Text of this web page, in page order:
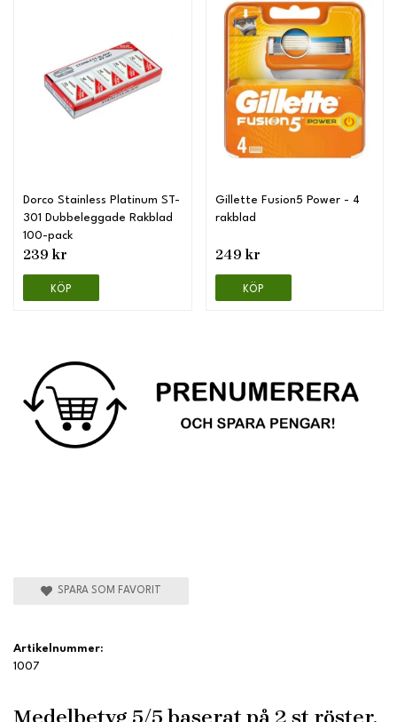
Dorco Stainless Platinum ST-
301 Dubbeleggade Rakblad
100-pack
239 kr
KÖP
Gillette Fusion5 Power - 4
rakblad
249 kr
KÖP
SPARA SOM FAVORIT
Artikelnummer:
1007
Medelbetyg 5/5 baserat på 2 st röster.